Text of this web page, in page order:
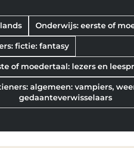
Onderwijs: eerste of
fictie: fantasy
of moedertaal: lezers en
algemeen: vampiers,
gedaanteverwisselaars